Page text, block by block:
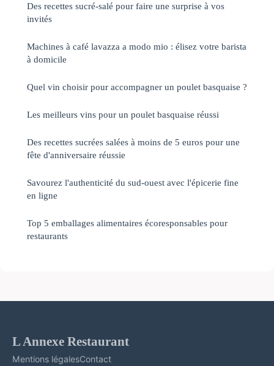
Des recettes sucré-salé pour faire une surprise à vos
invités
Machines à café lavazza a modo mio : élisez votre barista
à domicile
Quel vin choisir pour accompagner un poulet basquaise ?
Les meilleurs vins pour un poulet basquaise réussi
Des recettes sucrées salées à moins de 5 euros pour une
fête d'anniversaire réussie
Savourez l'authenticité du sud-ouest avec l'épicerie fine
en ligne
Top 5 emballages alimentaires écoresponsables pour
restaurants
L Annexe Restaurant
Mentions légalesContact